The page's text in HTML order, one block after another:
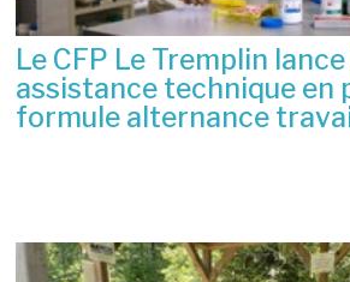
Le CFP Le Tremplin
assistance technique en
formule alternance